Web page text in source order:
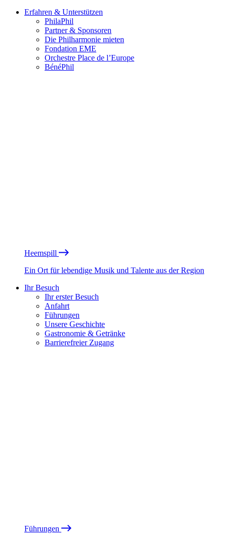
Erfahren & Unterstützen
PhilaPhil
Partner & Sponsoren
Die Philharmonie mieten
Fondation EME
Orchestre Place de l’Europe
BénéPhil
Heemspill
Ein Ort für lebendige Musik und Talente aus der Region
Ihr Besuch
Ihr erster Besuch
Anfahrt
Führungen
Unsere Geschichte
Gastronomie & Getränke
Barrierefreier Zugang
Führungen